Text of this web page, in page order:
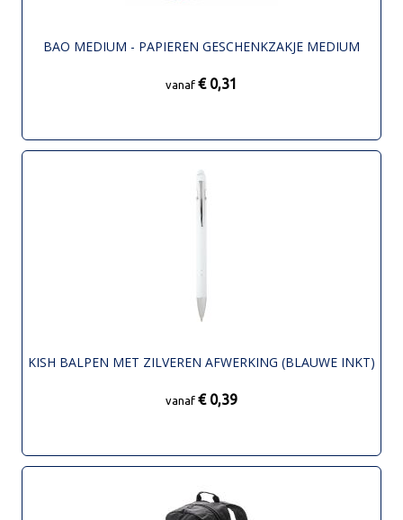
BAO MEDIUM - PAPIEREN GESCHENKZAKJE MEDIUM
vanaf € 0,31
KISH BALPEN MET ZILVEREN AFWERKING (BLAUWE INKT)
vanaf € 0,39